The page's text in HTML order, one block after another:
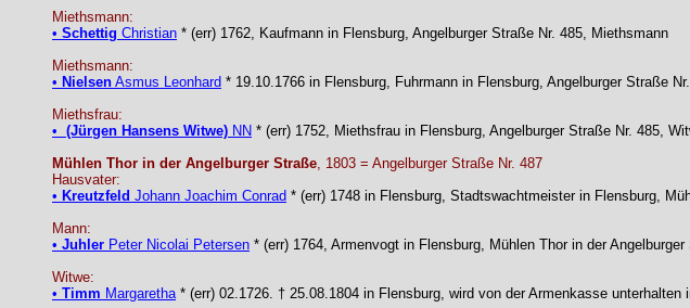
Miethsmann:
• Schettig Christian * (err) 1762, Kaufmann in Flensburg, Angelburger Straße Nr. 485, Miethsmann
Miethsmann:
• Nielsen Asmus Leonhard * 19.10.1766 in Flensburg, Fuhrmann in Flensburg, Angelburger Straße
Miethsfrau:
• (Jürgen Hansens Witwe) NN * (err) 1752, Miethsfrau in Flensburg, Angelburger Straße Nr. 485,
Mühlen Thor in der Angelburger Straße, 1803 = Angelburger Straße Nr. 487
Hausvater:
• Kreutzfeld Johann Joachim Conrad * (err) 1748 in Flensburg, Stadtswachtmeister in Flensburg,
Mann:
• Juhler Peter Nicolai Petersen * (err) 1764, Armenvogt in Flensburg, Mühlen Thor in der Angelburger
Witwe:
• Timm Margaretha* (err) 02.1726. † 25.08.1804 in Flensburg, wird von der Armenkasse